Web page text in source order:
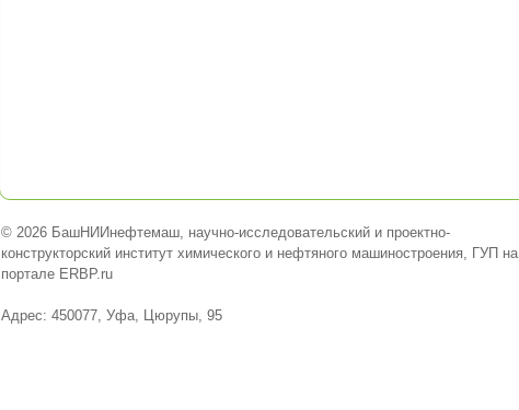
© 2026 БашНИИнефтемаш, научно-исследовательский и проектно-
конструкторский институт химического и нефтяного машиностроения, ГУП на
портале ERBP.ru
Адрес: 450077, Уфа, Цюрупы, 95